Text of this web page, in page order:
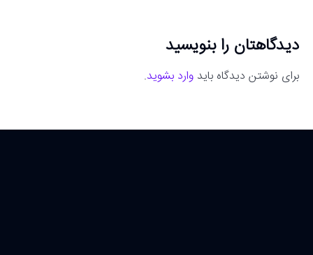
دیدگاهتان را بنویسید
برای نوشتن دیدگاه باید وارد بشوید.